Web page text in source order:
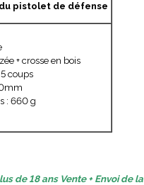
pistolet de défense
+ crosse en bois
coups
: 660 g
de 18 ans Vente + Envoi